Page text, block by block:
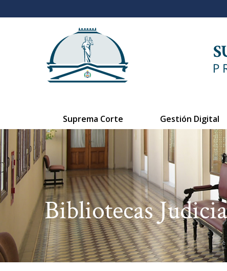
Suprema Corte Gestión Digital
Bibliotecas